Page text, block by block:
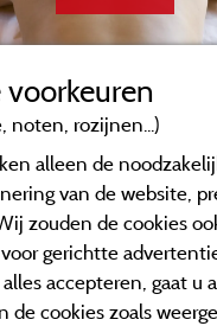
voorkeuren
noten, rozijnen...)
alleen de
van de website,
zouden de cookies
gerichtte
accepteren, gaat u
de cookies zoals